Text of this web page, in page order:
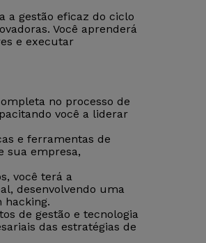
a gestão eficaz do ciclo
Você aprenderá
e executar
no processo de
você a liderar
e ferramentas de
sua empresa,
você terá a
desenvolvendo uma
hacking.
de gestão e tecnologia
das estratégias de